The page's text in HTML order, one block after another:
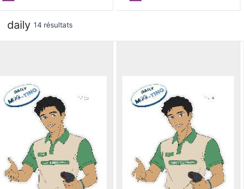
daily 14 résultats